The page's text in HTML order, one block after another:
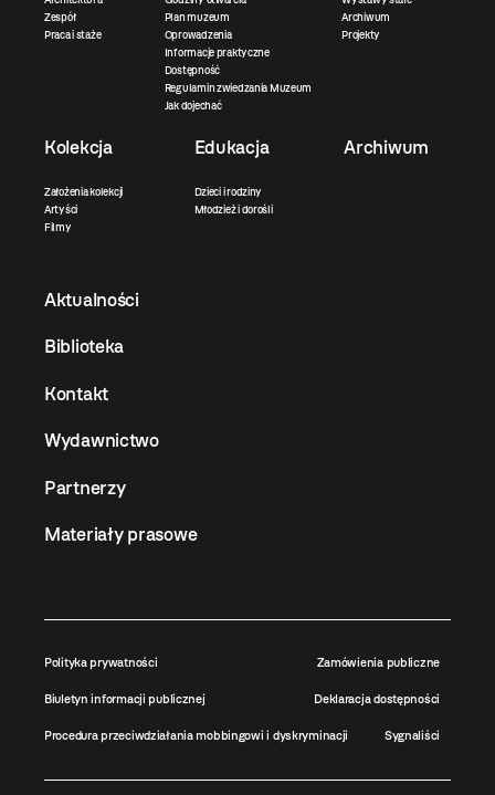
Zespół
Praca i staże
Plan muzeum
Oprowadzenia
Informacje praktyczne
Dostępność
Regulamin zwiedzania Muzeum
Jak dojechać
Archiwum
Projekty
Kolekcja
Założenia kolekcji
Artyści
Filmy
Edukacja
Dzieci i rodziny
Młodzież i dorośli
Archiwum
Aktualności
Biblioteka
Kontakt
Wydawnictwo
Partnerzy
Materiały prasowe
Polityka prywatności Zamówienia publiczne
Biuletyn informacji publicznej Deklaracja dostępności
Procedura przeciwdziałania mobbingowi i dyskryminacji Sygnaliści